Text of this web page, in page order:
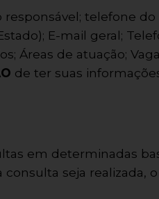
telefone do
E-mail geral;
Áreas de atuação;
de ter suas
em determinadas
seja realizada,